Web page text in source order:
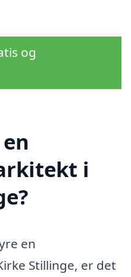
og
i
en
Stillinge, er det